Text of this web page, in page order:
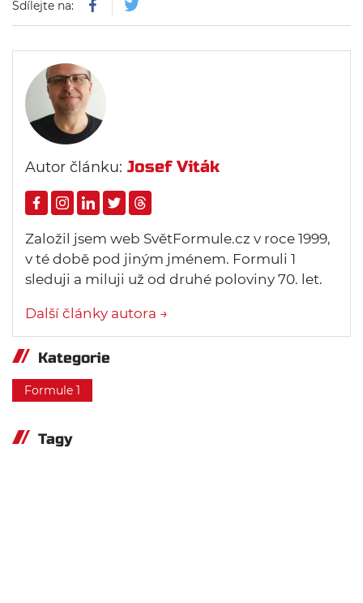
Sdílejte na:
Autor článku: Josef Viták
Založil jsem web SvětFormule.cz v roce 1999,
v té době pod jiným jménem. Formuli 1
sleduji a miluji už od druhé poloviny 70. let.
Další články autora →
Kategorie
Formule 1
Tagy